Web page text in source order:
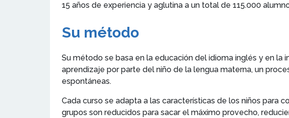
15 años de experiencia y aglutina a un total de 115.000
Su método
Su método se basa en la educación del idioma inglés y en
aprendizaje por parte del niño de la lengua materna, un
espontáneas.
Cada curso se adapta a las características de los niños para
grupos son reducidos para sacar el máximo provecho,